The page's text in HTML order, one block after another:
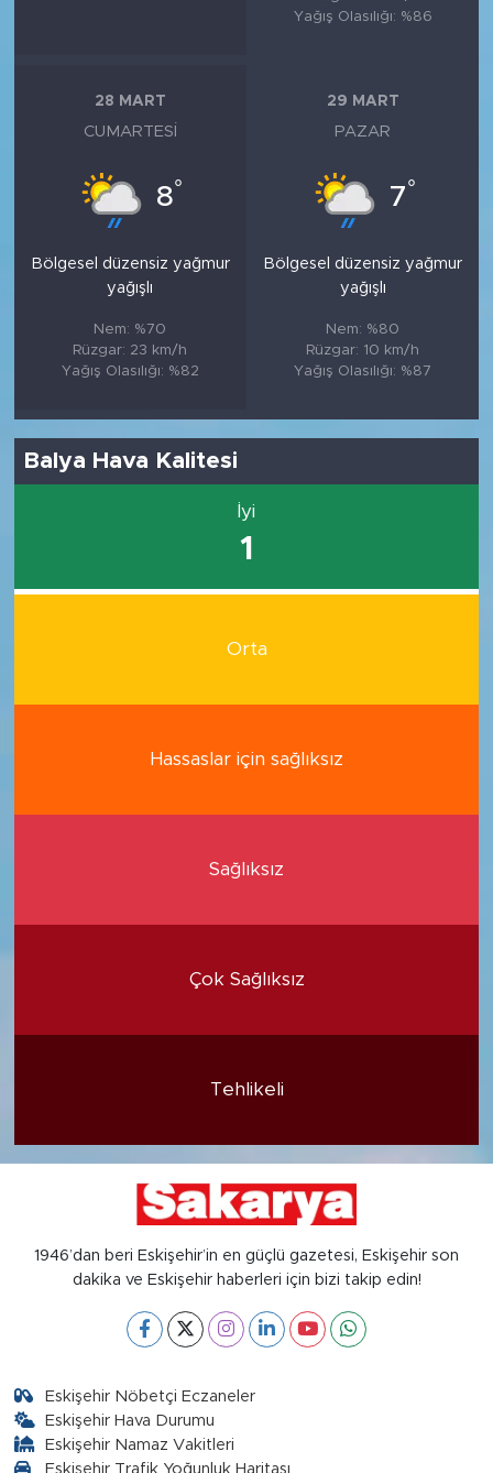
Yağış Olasılığı: %86
28 MART
CUMARTESI
8°
Bölgesel düzensiz yağmur
yağışlı
Nem: %70
Rüzgar: 23 km/h
Yağış Olasılığı: %82
29 MART
PAZAR
7°
Bölgesel düzensiz yağmur
yağışlı
Nem: %80
Rüzgar: 10 km/h
Yağış Olasılığı: %87
Balya Hava Kalitesi
İyi
1
Orta
Hassaslar için sağlıksız
Sağlıksız
Çok Sağlıksız
Tehlikeli
1946’dan beri Eskişehir’in en güçlü gazetesi, Eskişehir son
dakika ve Eskişehir haberleri için bizi takip edin!
Eskişehir Nöbetçi Eczaneler
Eskişehir Hava Durumu
Eskişehir Namaz Vakitleri
Eskişehir Trafik Yoğunluk Haritası